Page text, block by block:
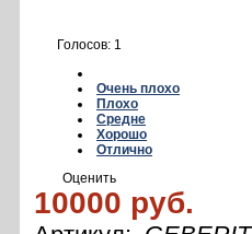
Голосов: 1
Очень плохо
Плохо
Средне
Хорошо
Отлично
Оценить
10000 руб.